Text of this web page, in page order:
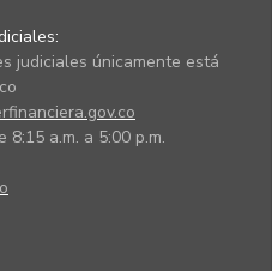
judiciales únicamente está
a.m. a 5:00 p.m.